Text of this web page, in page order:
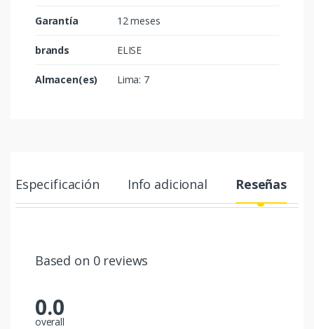
Garantía 12 meses
brands ELISE
Almacen(es) Lima: 7
Especificación Info adicional Reseñas
Based on 0 reviews
0.0
overall